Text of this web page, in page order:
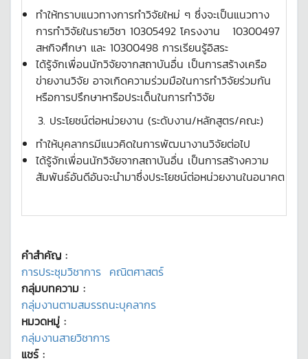
ทำให้ทราบแนวทางการทำวิจัยใหม่ ๆ ซึ่งจะเป็นแนวทาง
การทำวิจัยในรายวิชา 10305492 โครงงาน 10300497
สหกิจศึกษา และ 10300498 การเรียนรู้อิสระ
ได้รู้จักเพื่อนนักวิจัยจากสถาบันอื่น เป็นการสร้างเครือ
ข่ายงานวิจัย อาจเกิดความร่วมมือในการทำวิจัยร่วมกัน
หรือการปรึกษาหารือประเด็นในการทำวิจัย
ประโยชน์ต่อหน่วยงาน (ระดับงาน/หลักสูตร/คณะ)
ทำให้บุคลากรมีแนวคิดในการพัฒนางานวิจัยต่อไป
ได้รู้จักเพื่อนนักวิจัยจากสถาบันอื่น เป็นการสร้างความ
สัมพันธ์อันดีอันจะนำมาซึ่งประโยชน์ต่อหน่วยงานในอนาคต
คำสำคัญ :
การประชุมวิชาการ คณิตศาสตร์
กลุ่มบทความ :
กลุ่มงานตามสมรรถนะบุคลากร
หมวดหมู่ :
กลุ่มงานสายวิชาการ
แชร์ :